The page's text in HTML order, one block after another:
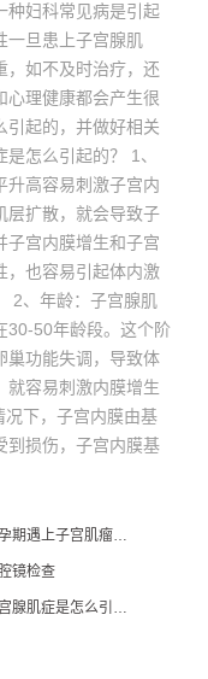
种妇科常见病是引起
一旦患上子宫腺肌
，如不及时治疗，还
心理健康都会产生很
引起的，并做好相关
怎么引起的？ 1、
升高容易刺激子宫内
层扩散，就会导致子
子宫内膜增生和子宫
，也容易引起体内激
2、年龄：子宫腺肌
30-50年龄段。这个阶
巢功能失调，导致体
就容易刺激内膜增生
下，子宫内膜由基
到损伤，子宫内膜基
备孕期遇上子宫肌瘤怎么办？
镜检查
子宫腺肌症是怎么引起的？